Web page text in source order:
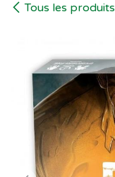
Tous les produits